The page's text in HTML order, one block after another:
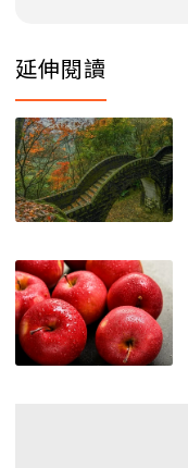
延伸閱讀